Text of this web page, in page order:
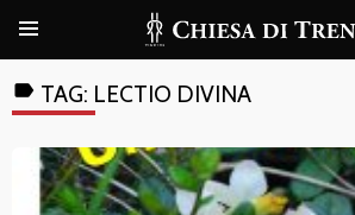
label TAG: LECTIO DIVINA